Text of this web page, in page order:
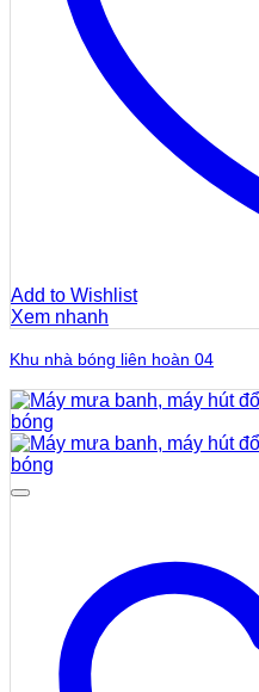
Add to Wishlist
Xem nhanh
Khu nhà bóng liên hoàn 04